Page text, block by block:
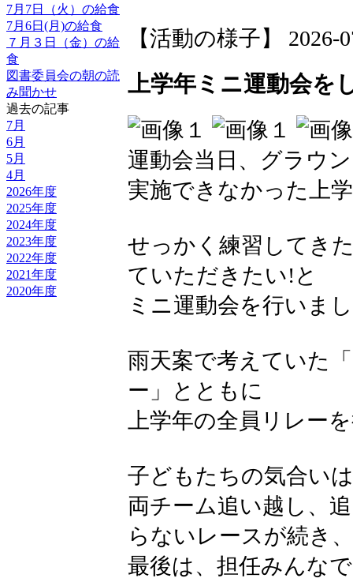
7月7日（火）の給食
7月6日(月)の給食
７月３日（金）の給
食
図書委員会の朝の読
み聞かせ
過去の記事
7月
6月
5月
4月
2026年度
2025年度
2024年度
2023年度
2022年度
2021年度
2020年度
【活動の様子】 2026-
上学年ミニ運動会を
運動会当日、グラウ
実施できなかった上
せっかく練習してき
ていただきたい!と
ミニ運動会を行いま
雨天案で考えていた
ー」とともに
上学年の全員リレー
子どもたちの気合い
両チーム追い越し、
らないレースが続き、
最後は、担任みんな